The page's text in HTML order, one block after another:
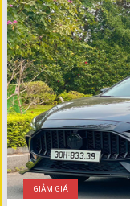
GIẢM GIÁ